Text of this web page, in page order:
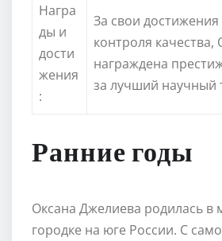
Награ
ды и
дости
жения
:
За свои достижения
контроля качества,
награждена
за лучший научный
Ранние годы
Оксана Джелиева родилась в
городке на юге России. С